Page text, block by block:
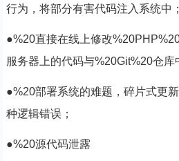
行为，将部分有害代码注入系统中；
●%20直接在线上修改
服务器上的代码与%20Git%20仓库
●%20部署系统的难题，碎片式更
种逻辑错误；
●%20源代码泄露